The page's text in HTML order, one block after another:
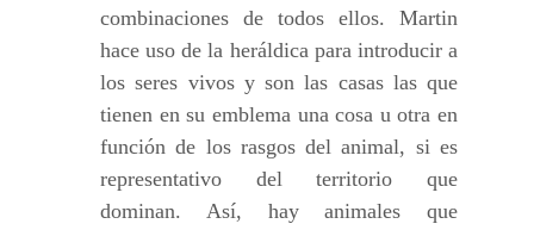
combinaciones de todos ellos. Martin
hace uso de la heráldica para introducir a
los seres vivos y son las casas las que
tienen en su emblema una cosa u otra en
función de los rasgos del animal, si es
representativo del territorio que
dominan. Así, hay animales que